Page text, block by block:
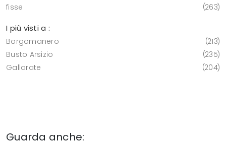
fisse 263
I più visti a :
Borgomanero
213
Busto Arsizio
235
Gallarate
204
Guarda anche: